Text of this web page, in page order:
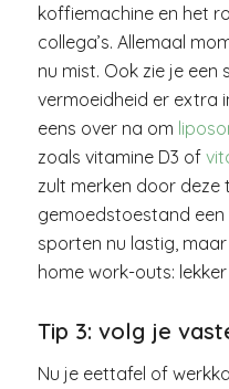
koffiemachine en het
collega’s. Allemaal
nu mist. Ook zie je een
vermoeidheid er extra
eens over na om
zoals vitamine D3 of
zult merken door deze
gemoedstoestand
sporten nu lastig,
home work-outs:
Tip 3: volg je
Nu je eettafel of